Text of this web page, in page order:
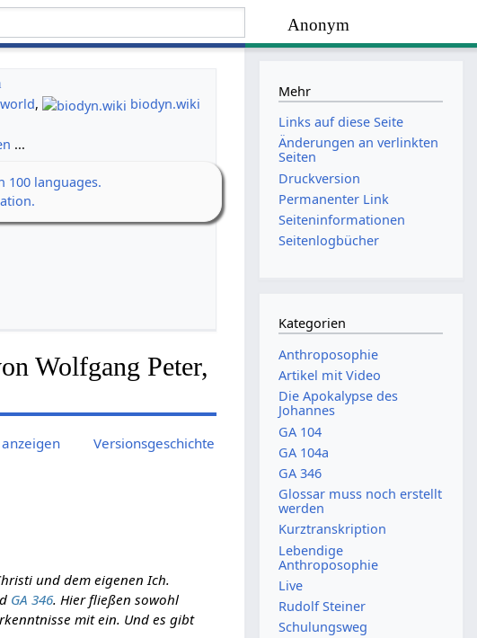
Anonym
,
biodyn.wiki
...
languages.
Wolfgang Peter,
Versionsgeschichte
und dem eigenen Ich.
GA 346. Hier fließen sowohl
mit ein. Und es gibt
Mehr
Links auf diese Seite
Änderungen an verlinkten
Seiten
Druckversion
Permanenter Link
Seiten­­informationen
Seitenlogbücher
Kategorien
Anthroposophie
Artikel mit Video
Die Apokalypse des
Johannes
GA 104
GA 104a
GA 346
Glossar muss noch erstellt
werden
Kurztranskription
Lebendige
Anthroposophie
Live
Rudolf Steiner
Schulungsweg